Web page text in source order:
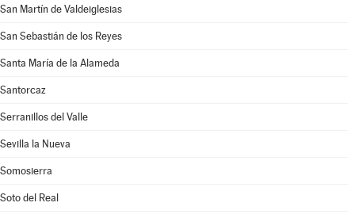
San Martín de Valdeiglesias
San Sebastián de los Reyes
Santa María de la Alameda
Santorcaz
Serranillos del Valle
Sevilla la Nueva
Somosierra
Soto del Real